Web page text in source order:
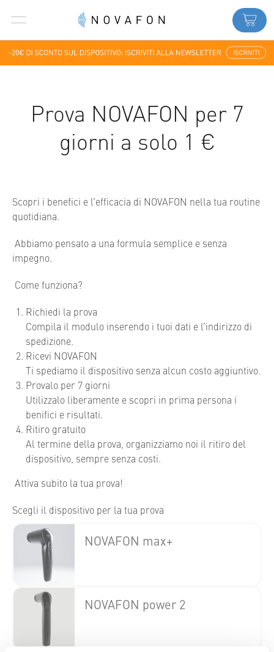
Prova NOVAFON per 7
giorni a solo 1 €
Scopri i benefici e l’efficacia di NOVAFON nella tua routine
quotidiana.
Abbiamo pensato a una formula semplice e senza
impegno.
Come funziona?
Richiedi la prova
Compila il modulo inserendo i tuoi dati e l’indirizzo di
spedizione.
Ricevi NOVAFON
Ti spediamo il dispositivo senza alcun costo aggiuntivo.
Provalo per 7 giorni
Utilizzalo liberamente e scopri in prima persona i
benifici e risultati.
Ritiro gratuito
Al termine della prova, organizziamo noi il ritiro del
dispositivo, sempre senza costi.
Attiva subito la tua prova!
Scegli il dispositivo per la tua prova
NOVAFON max+
NOVAFON power 2